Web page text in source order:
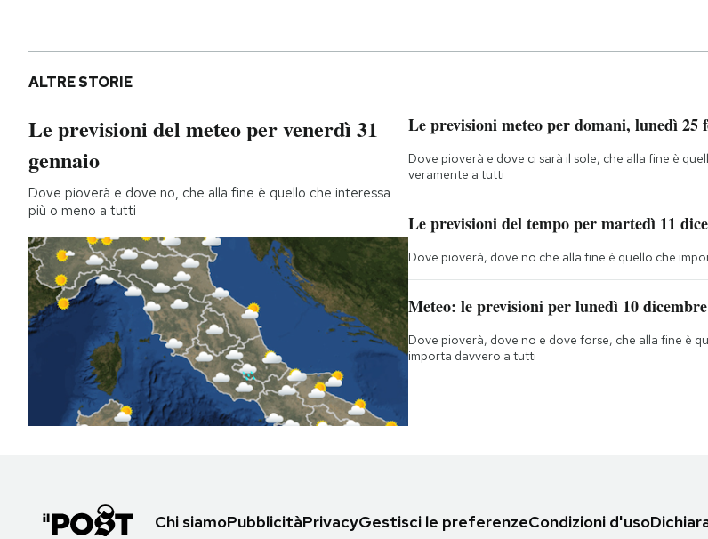
ALTRE STORIE
Le previsioni del meteo per venerdì 31
gennaio
Dove pioverà e dove no, che alla fine è quello che interessa
più o meno a tutti
Le previsioni meteo per domani, lunedì 25
Dove pioverà e dove ci sarà il sole, che alla fine è
veramente a tutti
Le previsioni del tempo per martedì 11
Dove pioverà, dove no che alla fine è quello che
Meteo: le previsioni per lunedì 10 dicembre
Dove pioverà, dove no e dove forse, che alla fine è
importa davvero a tutti
Chi siamoPubblicitàPrivacyGestisci le preferenzeCondizioni d'uso